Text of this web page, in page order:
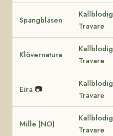
Spangbläsen
Kallblodig
Travare
Klövernatura
Kallblodig
Travare
Eira 📷
Kallblodig
Travare
Mille (NO)
Kallblodig
Travare